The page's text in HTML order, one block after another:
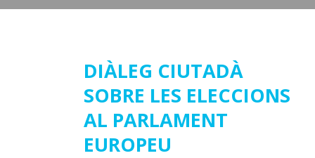
DIÀLEG CIUTADÀ
SOBRE LES ELECCIONS
AL PARLAMENT
EUROPEU